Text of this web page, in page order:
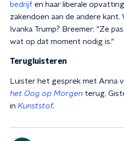
bedrijf en haar liberale
zakendoen aan de andere kant.
Ivanka Trump? Breemer: "Ze
wat op dat moment nodig is."
Terugluisteren
Luister het gesprek met Anna
het Oog op Morgen terug.
in Kunststof.